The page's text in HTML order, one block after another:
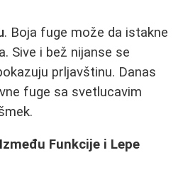
. Boja fuge može da istakne
Sive i bež nijanse se
prljavštinu. Danas
fuge sa svetlucavim
Funkcije i Lepe